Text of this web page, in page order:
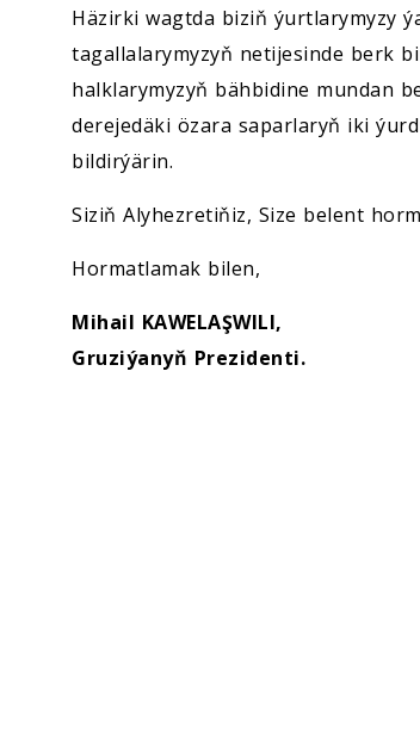
Häzirki wagtda biziň ýurtlarymyzy
tagallalarymyzyň netijesinde berk
halklarymyzyň bähbidine mundan
derejedäki özara saparlaryň iki
bildirýärin.
Siziň Alyhezretiňiz, Size belent
Hormatlamak bilen,
Mihail KAWELAŞWILI,
Gruziýanyň Prezidenti.